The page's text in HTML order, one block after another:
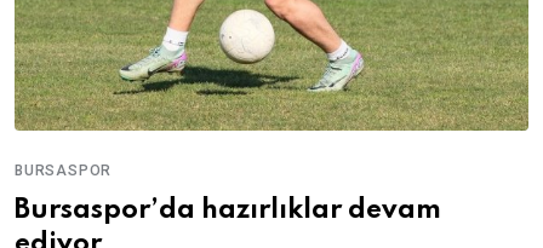
BURSASPOR
Bursaspor’da hazırlıklar devam